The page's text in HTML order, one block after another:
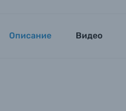
Описание Видео